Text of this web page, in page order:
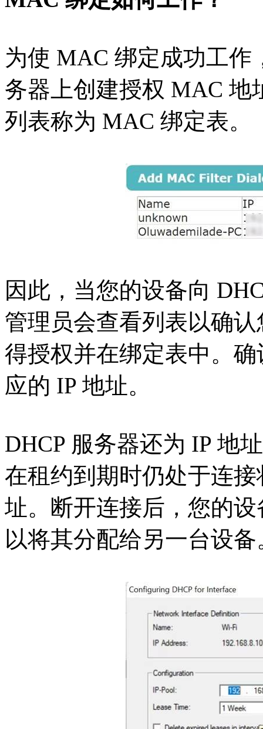
为使 MAC 绑定成功工作
务器上创建授权 MAC 地
列表称为 MAC 绑定表。
因此，当您的设备向
管理员会查看列表以确
得授权并在绑定表中。
应的 IP 地址。
DHCP 服务器还为 IP 地
在租约到期时仍处于连
址。断开连接后，您的
以将其分配给另一台设备